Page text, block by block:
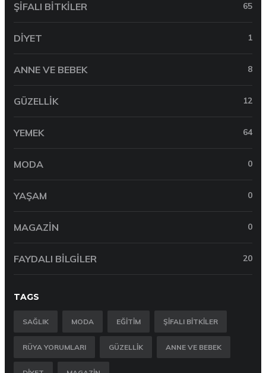
ŞIFALI BITKILER 65
DIYET 1
ANNE VE BEBEK 8
GÜZELLIK 12
YEMEK 64
MODA 0
YAŞAM 0
MAGAZIN 0
FAYDALI BILGILER 20
TAGS
SAĞLIK MODA EĞITIM ŞIFALI BITKILER
RÜYA YORUMLARI GÜZELLIK ANNE VE BEBEK